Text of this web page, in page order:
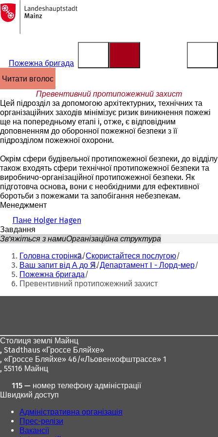
Перейти до змісту
На
головну
сторінку
Пожежна бригада
читати вголос
Превентивний протипожежний захист
Цей підрозділ за допомогою архітектурних, технічних та
організаційних заходів мінімізує ризик виникнення пожежі
ще на попередньому етапі і, отже, є відповідним
доповненням до оборонної пожежної безпеки з її
підрозділом пожежної охорони.
Окрім сфери будівельної протипожежної безпеки, до відділу
також входять сфери технічної протипожежної безпеки та
виробничо-організаційної протипожежної безпеки. Як
підготовча основа, вони є необхідними для ефективної
боротьби з пожежами та запобігання небезпекам.
Менеджмент
Пане Holger Hagen
Завдання
Зв'яжіться з намиОрганізаційна структура
Ти
тут:
Головна сторінка Скористайтеся послугою
Ваш запит від А до Я Департамент I - Лорд-мер
Пожежна бригада
Превентивний протипожежний захист
Столиця землі Майнц
, Stadthaus «Гроссе Бляйхе»
, «Гроссе Бляйхе» 46/«Льовенхофштрассе» 1
, 55116 Майнц
115 — номер телефону адміністрації
Швидкий доступ
Адміністративна організація
Прес-релізи
Вакансії